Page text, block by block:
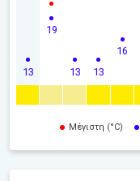
13
19
13 13
16
Μέγιστη (°C)